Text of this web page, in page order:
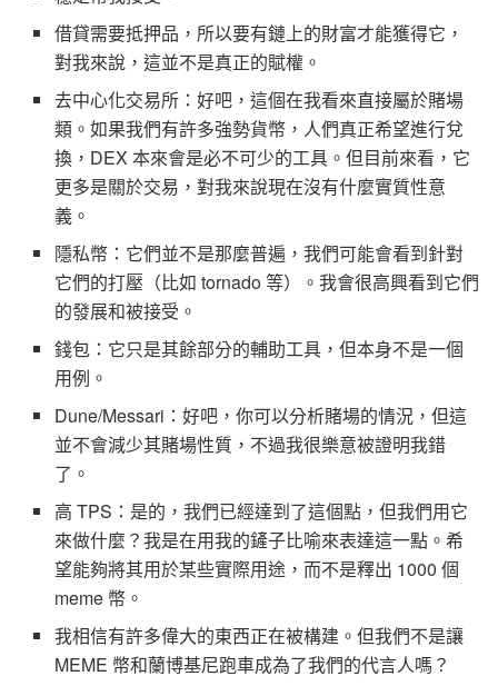
借貸需要抵押品，所以要有鏈上的財富才能獲得它，
對我來說，這並不是真正的賦權。
去中心化交易所：好吧，這個在我看來直接屬於賭場
類。如果我們有許多強勢貨幣，人們真正希望進行兌
換，DEX 本來會是必不可少的工具。但目前來看，它
更多是關於交易，對我來說現在沒有什麼實質性意
義。
隱私幣：它們並不是那麼普遍，我們可能會看到針對
它們的打壓（比如 tornado 等）。我會很高興看到它們
的發展和被接受。
錢包：它只是其餘部分的輔助工具，但本身不是一個
用例。
Dune/Messari：好吧，你可以分析賭場的情況，但這
並不會減少其賭場性質，不過我很樂意被證明我錯
了。
高 TPS：是的，我們已經達到了這個點，但我們用它
來做什麼？我是在用我的鏟子比喻來表達這一點。希
望能夠將其用於某些實際用途，而不是釋出 1000 個
meme 幣。
我相信有許多偉大的東西正在被構建。但我們不是讓
MEME 幣和蘭博基尼跑車成為了我們的代言人嗎？